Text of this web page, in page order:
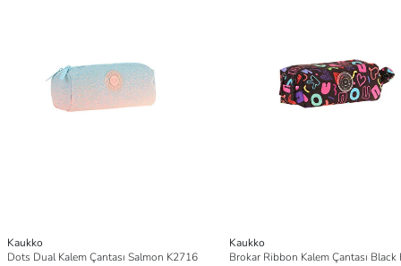
Kaukko
Dots Dual Kalem Çantası Salmon K2716
Kaukko
Brokar Ribbon Kalem Çantası Black